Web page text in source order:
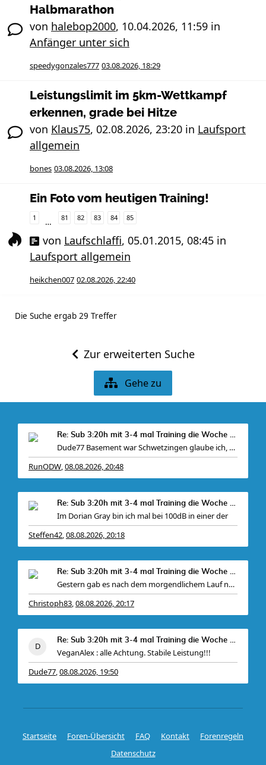
Halbmarathon
von halebop2000, 10.04.2026, 11:59 in
Anfänger unter sich
speedygonzales777 03.08.2026, 18:29
Leistungslimit im 5km-Wettkampf
erkennen, grade bei Hitze
von Klaus75, 02.08.2026, 23:20 in Laufsport
allgemein
bones 03.08.2026, 13:08
Ein Foto vom heutigen Training!
1 … 81 82 83 84 85
von Laufschlaffi, 05.01.2015, 08:45 in
Laufsport allgemein
heikchen007 02.08.2026, 22:40
Die Suche ergab 29 Treffer
Zur erweiterten Suche
Gehe zu
Re: Sub 3:20h mit 3-4 mal Training die Woche machb
Dude77 Basement war Schwetzingen glaube ich, war
RunODW,08.08.2026, 20:48
Re: Sub 3:20h mit 3-4 mal Training die Woche machb
Im Dorian Gray bin ich mal bei 100dB in einer der
Steffen42,08.08.2026, 20:18
Re: Sub 3:20h mit 3-4 mal Training die Woche machb
Gestern gab es nach dem morgendlichem Lauf noch
Christoph83,08.08.2026, 20:17
Re: Sub 3:20h mit 3-4 mal Training die Woche machb
VeganAlex : alle Achtung. Stabile Leistung!!!
Dude77,08.08.2026, 19:50
Startseite Foren-Übersicht FAQ Kontakt
Forenregeln
Datenschutz